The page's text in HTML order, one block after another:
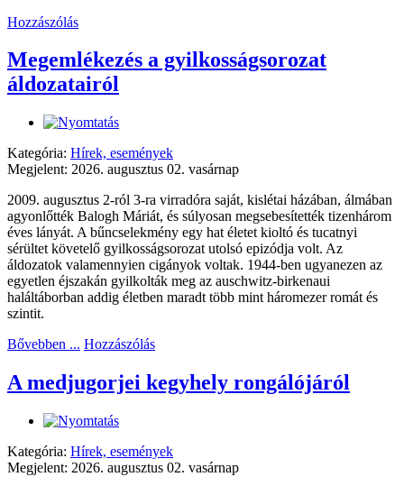
Hozzászólás
Megemlékezés a gyilkosságsorozat
áldozatairól
Kategória: Hírek, események
Megjelent: 2026. augusztus 02. vasárnap
2009. augusztus 2-ról 3-ra virradóra saját, kislétai házában, álmában
agyonlőtték Balogh Máriát, és súlyosan megsebesítették tizenhárom
éves lányát. A bűncselekmény egy hat életet kioltó és tucatnyi
sérültet követelő gyilkosságsorozat utolsó epizódja volt. Az
áldozatok valamennyien cigányok voltak. 1944-ben ugyanezen az
egyetlen éjszakán gyilkolták meg az auschwitz-birkenaui
haláltáborban addig életben maradt több mint háromezer romát és
szintit.
Bővebben ... Hozzászólás
A medjugorjei kegyhely rongálójáról
Kategória: Hírek, események
Megjelent: 2026. augusztus 02. vasárnap